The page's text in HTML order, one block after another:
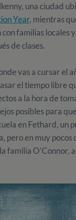
una ciudad
Year, mientras
con familias locales
de clases.
vas a cursar el
el tiempo libre
a la hora de
posibles para
en Fethard, un
pero en muy
familia